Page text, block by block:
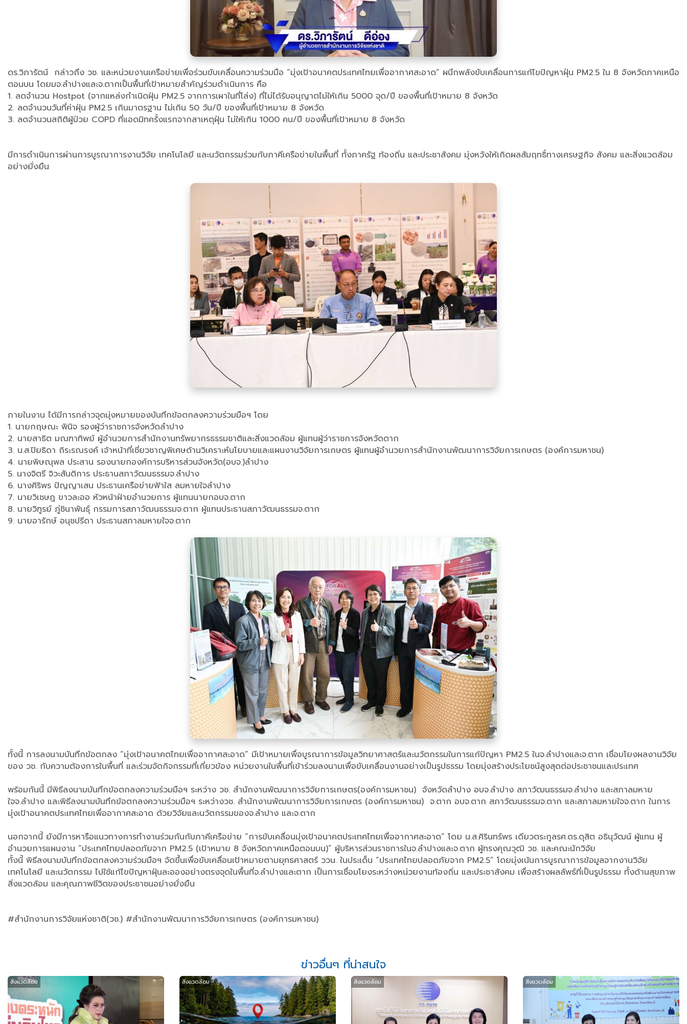
ดร.วิภารัตน์ กล่าวถึง วช. และหน่วยงานเครือข่ายเพื่อร่วมขับเคลื่อนความร่วมมือ “มุ่งเป้าอนาคตประเทศไทยเพื่ออากาศสะอาด” ผนึกพลังขับเคลื่อนการแก้ไขปัญหาฝุ่น PM2.5 ใน 8 จังหวัดภาคเหนือ
ตอนบน โดยมจ.ลำปางและจ.ตากเป็นพื้นที่เป้าหมายสำคัญร่วมดำเนินการ คือ
1. ลดจำนวน Hostpot (จากแหล่งกำเนิดฝุ่น PM2.5 จากการเผาในที่โล่ง) ที่ไม่ได้รับอนุญาตไม่ให้เกิน 5000 จุด/ปี ของพื้นที่เป้าหมาย 8 จังหวัด
2. ลดจำนวนวันที่ค่าฝุ่น PM2.5 เกินมาตรฐาน ไม่เกิน 50 วัน/ปี ของพื้นที่เป้าหมาย 8 จังหวัด
3. ลดจำนวนสถิติผู้ป่วย COPD ที่แอดมิทครั้งแรกจากสาเหตุฝุ่น ไม่ให้เกิน 1000 คน/ปี ของพื้นที่เป้าหมาย 8 จังหวัด
มีการดำเนินการผ่านการบูรณาการงานวิจัย เทคโนโลยี และนวัตกรรมร่วมกับภาคีเครือข่ายในพื้นที่ ทั้งภาครัฐ ท้องถิ่น และประชาสังคม มุ่งหวังให้เกิดผลสัมฤทธิ์ทางเศรษฐกิจ สังคม และสิ่งแวดล้อม
อย่างยั่งยืน
ภายในงาน ได้มีการกล่าวจุดมุ่งหมายของบันทึกข้อตกลงความร่วมมือฯ โดย
1. นายกฤษณะ พินิจ รองผู้ว่าราชการจังหวัดลำปาง
2. นายสาธิต มณฑาทิพย์ ผู้อำนวยการสำนักงานทรัพยากรธรรมชาติและสิ่งแวดล้อม ผู้แทนผู้ว่าราชการจังหวัดตาก
3. น.ส.ปิยธิดา ถิระรณรงค์ เจ้าหน้าที่เชี่ยวชาญพิเศษด้านวิเคราะห์นโยบายและแผนงานวิจัยการเกษตร ผู้แทนผู้อำนวยการสำนักงานพัฒนาการวิจัยการเกษตร (องค์การมหาชน)
4. นายพิษณุพล ประสาน รองนายกองค์การบริหารส่วนจังหวัด(อบจ.)ลำปาง
5. นางจิตรี จิวะสันติการ ประธานสภาวัฒนธรรมจ.ลำปาง
6. นางศิริพร ปัญญาเสน ประธานเครือข่ายฟ้าใส ลมหายใจลำปาง
7. นายวิเชษฎ ขาวละออ หัวหน้าฝ่ายอำนวยการ ผู้แทนนายกอบจ.ตาก
8. นายวิฑูรย์ ภู่ชินาพันธุ์ กรรมการสภาวัฒนธรรมจ.ตาก ผู้แทนประธานสภาวัฒนธรรมจ.ตาก
9. นายอารักษ์ อนุชปรีดา ประธานสภาลมหายใจจ.ตาก
ทั้งนี้ การลงนามบันทึกข้อตกลง “มุ่งเป้าอนาคตไทยเพื่ออากาศสะอาด” มีเป้าหมายเพื่อบูรณาการข้อมูลวิทยาศาสตร์และนวัตกรรมในการแก้ปัญหา PM2.5 ในจ.ลำปางและจ.ตาก เชื่อมโยงผลงานวิจัย
ของ วช. กับความต้องการในพื้นที่ และร่วมจัดกิจกรรมที่เกี่ยวข้อง หน่วยงานในพื้นที่เข้าร่วมลงนามเพื่อขับเคลื่อนงานอย่างเป็นรูปธรรม โดยมุ่งสร้างประโยชน์สูงสุดต่อประชาชนและประเทศ
พร้อมกันนี้ มีพิธีลงนามบันทึกข้อตกลงความร่วมมือฯ ระหว่าง วช. สำนักงานพัฒนาการวิจัยการเกษตร(องค์การมหาชน) จังหวัดลำปาง อบจ.ลำปาง สภาวัฒนธรรมจ.ลำปาง และสภาลมหาย
ใจจ.ลำปาง และพิธีลงนามบันทึกข้อตกลงความร่วมมือฯ ระหว่างวช. สำนักงานพัฒนาการวิจัยการเกษตร (องค์การมหาชน) จ.ตาก อบจ.ตาก สภาวัฒนธรรมจ.ตาก และสภาลมหายใจจ.ตาก ในการ
มุ่งเป้าอนาคตประเทศไทยเพื่ออากาศสะอาด ด้วยวิจัยและนวัตกรรมของจ.ลำปาง และจ.ตาก
นอกจากนี้ ยังมีการหารือแนวทางการทำงานร่วมกันกับภาคีเครือข่าย “การขับเคลื่อนมุ่งเป้าอนาคตประเทศไทยเพื่ออากาศสะอาด” โดย น.ส.ศิรินทร์พร เดียวตระกูลรศ.ดร.ดุสิต อธินุวัฒน์ ผู้แทน ผู้
อำนวยการแผนงาน “ประเทศไทยปลอดภัยจาก PM2.5 (เป้าหมาย 8 จังหวัดภาคเหนือตอนบน)” ผู้บริหารส่วนราชการในจ.ลำปางและจ.ตาก ผู้ทรงคุณวุฒิ วช. และคณะนักวิจัย
ทั้งนี้ พิธีลงนามบันทึกข้อตกลงความร่วมมือฯ จัดขึ้นเพื่อขับเคลื่อนเป้าหมายตามยุทธศาสตร์ ววน. ในประเด็น “ประเทศไทยปลอดภัยจาก PM2.5” โดยมุ่งเน้นการบูรณาการข้อมูลจากงานวิจัย
เทคโนโลยี และนวัตกรรม ไปใช้แก้ไขปัญหาฝุ่นละอองอย่างตรงจุดในพื้นที่จ.ลำปางและตาก เป็นการเชื่อมโยงระหว่างหน่วยงานท้องถิ่น และประชาสังคม เพื่อสร้างผลลัพธ์ที่เป็นรูปธรรม ทั้งด้านสุขภาพ
สิ่งแวดล้อม และคุณภาพชีวิตของประชาชนอย่างยั่งยืน
#สำนักงานการวิจัยแห่งชาติ(วช.) #สำนักงานพัฒนาการวิจัยการเกษตร (องค์การมหาชน)
ข่าวอื่นๆ ที่น่าสนใจ
สิ่งแวดล้อม สิ่งแวดล้อม สิ่งแวดล้อม สิ่งแวดล้อม